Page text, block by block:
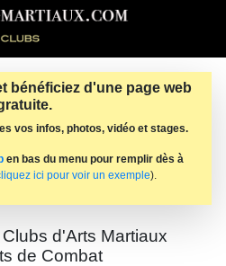
bénéficiez d'une page web
vos infos, photos, vidéo et stages.
en bas du menu pour remplir dès à
ici pour voir un exemple).
d'Arts Martiaux
de Combat